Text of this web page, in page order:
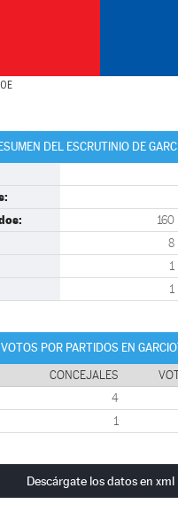
DEL ESCRUTINIO DE
160
8
1
1
VOTOS POR PARTIDOS EN
CONCEJALES
4
1
Descárgate los datos en xml